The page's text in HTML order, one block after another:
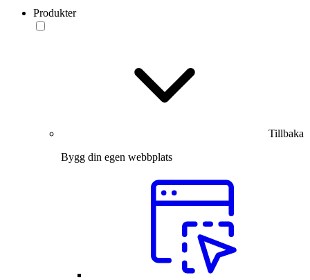
Produkter
Tillbaka
Bygg din egen webbplats